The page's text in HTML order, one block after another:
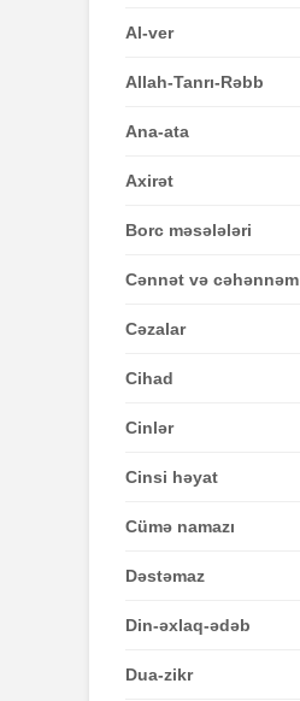
Al-ver
Allah-Tanrı-Rəbb
Ana-ata
Axirət
Borc məsələləri
Cənnət və cəhənnəm
Cəzalar
Cihad
Cinlər
Cinsi həyat
Cümə namazı
Dəstəmaz
Din-əxlaq-ədəb
Dua-zikr